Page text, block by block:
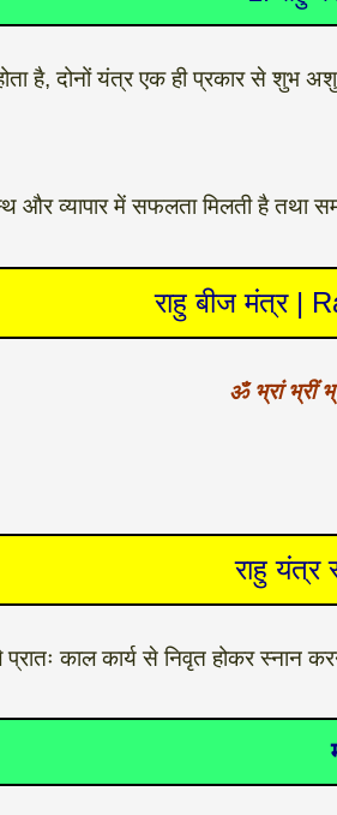
है, दोनों यंत्र एक ही प्रकार से शुभ
व्यापार में सफलता मिलती है तथा
राहु बीज मंत्र |
ॐ भ्रां भ्रीं
राहु यंत्र
काल कार्य से निवृत होकर स्नान